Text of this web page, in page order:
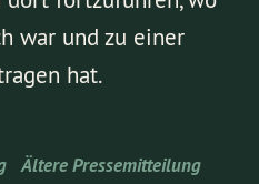
war und zu einer
hat.
Ältere Pressemitteilung